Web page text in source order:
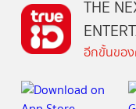
THE
อีกขั้นของ